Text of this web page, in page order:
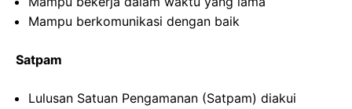
Mampu berkomunikasi dengan baik
Satpam
Lulusan Satuan Pengamanan (Satpam) diakui